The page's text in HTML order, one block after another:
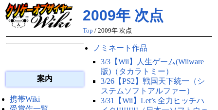
2009年 次点
Top / 2009年 次点
案内
携帯Wiki
ノミネート作品
3/3【Wii】人生ゲーム(Wiiware
版)（タカラトミー）
3/26【PS2】戦国天下統一（シ
ステムソフトアルファー）
3/31【Wii】Let’s 全力ヒッチハ